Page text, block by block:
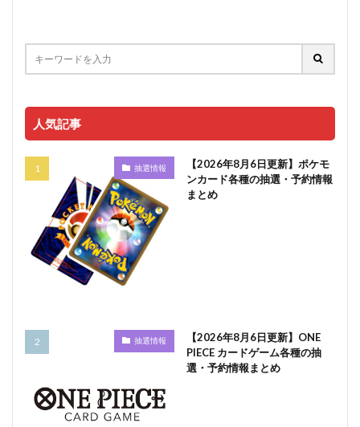
人気記事
抽選情報
【2026年8月6日更新】ポケモ
ンカード各種の抽選・予約情報
まとめ
抽選情報
【2026年8月6日更新】ONE
PIECE カードゲーム各種の抽
選・予約情報まとめ